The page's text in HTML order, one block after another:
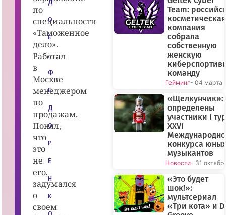
по
специальности
«Таможенное
дело».
Работал
в
Москве
менеджером
по
продажам.
Понял,
что
это
не
его,
задумался
о
своем
Д
О
Е
,
Ф
Е
Д
О
Р
Е
Н
К
Team:
косметическая
компания
собрала
собственную
женскую
команду
Гейминг- 04 марта
«Щелкунчик»:
определены
участники I
XXVI
конкурса юных
музыкантов
Новости- 31
«Это будет
шок!»:
мультсериал
«Три кота» и